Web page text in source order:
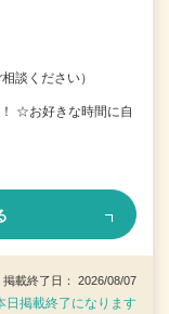
談ください）
☆お好きな時間に自
載終了日： 2026/08/07
日掲載終了になります